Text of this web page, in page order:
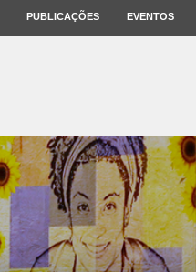
PUBLICAÇÕES EVENTOS